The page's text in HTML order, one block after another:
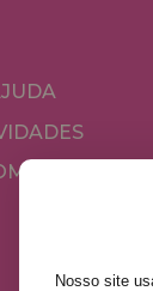
E
Nosso site